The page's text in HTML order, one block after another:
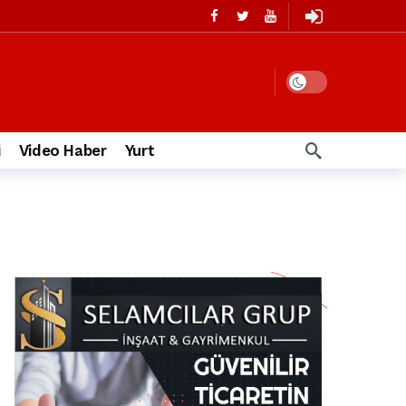
Video Haber Yurt